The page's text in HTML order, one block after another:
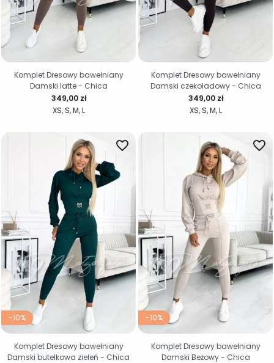
XS S M L
Cena
349,00 zł
Komplet Dresowy bawełniany
Damski latte - Chica
XS S M L
Cena
349,00 zł
Komplet Dresowy bawełniany
Damski czekoladowy - Chica
-10%
favorite_border
Komplet Dresowy bawełniany
Damski butelkowa zieleń - Chica
-10%
favorite_border
Komplet Dresowy bawełniany
Damski Beżowy - Chica